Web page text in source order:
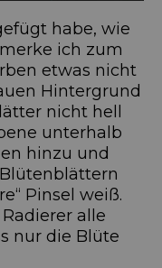
habe, wie
ich zum
etwas nicht
Hintergrund
nicht hell
unterhalb
hinzu und
Pinsel weiß.
alle
nur die Blüte